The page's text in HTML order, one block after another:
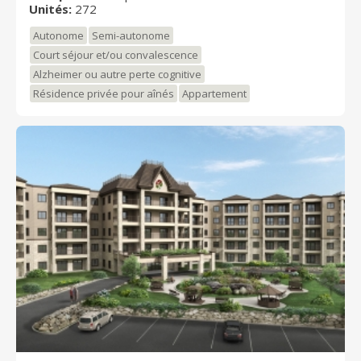
de ravissants jardins dont les couleurs varient au gré
climatisées réparties sur cinq étages où le confort et
l'espace se rencontrent.
Unités: 272
Autonome
Semi-autonome
Court séjour et/ou convalescence
Alzheimer ou autre perte cognitive
Résidence privée pour aînés
Appartement